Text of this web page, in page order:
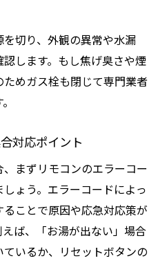
切り、外観の異常や水漏
します。もし焦げ臭さや煙
めガス栓も閉じて専門業者
対応ポイント
まずリモコンのエラーコー
ょう。エラーコードによっ
ことで原因や応急対応策が
ば、「お湯が出ない」場合
いるか、リセットボタンの